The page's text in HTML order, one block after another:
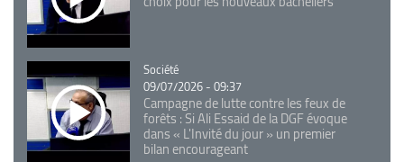
Catégorie
Société
09/07/2026 - 09:37
Campagne de lutte contre les feux de
forêts : Si Ali Essaid de la DGF évoque
dans « L'Invité du jour » un premier
bilan encourageant